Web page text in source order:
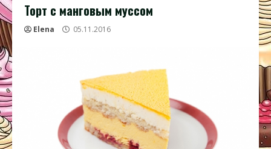
Торт с манговым муссом
Elena 05.11.2016